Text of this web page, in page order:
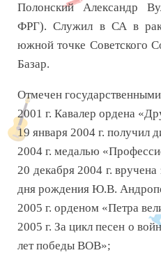
Полонский Александр
ФРГ). Cлужил в СА в
южной точке Советского
Базар.
Отмечен
2001 г. Кавалер ордена
19 января 2004 г.
2004 г. медалью
20 декабря 2004 г.
дня рождения Ю.В.
2005 г. орденом «Петра
2005 г. За цикл песен о
лет победы ВОВ»;